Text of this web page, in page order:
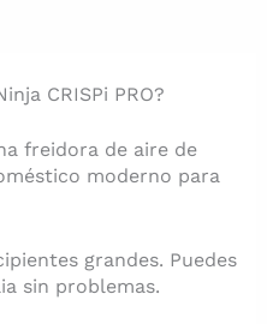
CRISPi PRO?
freidora de aire de
moderno para
grandes. Puedes
sin problemas.